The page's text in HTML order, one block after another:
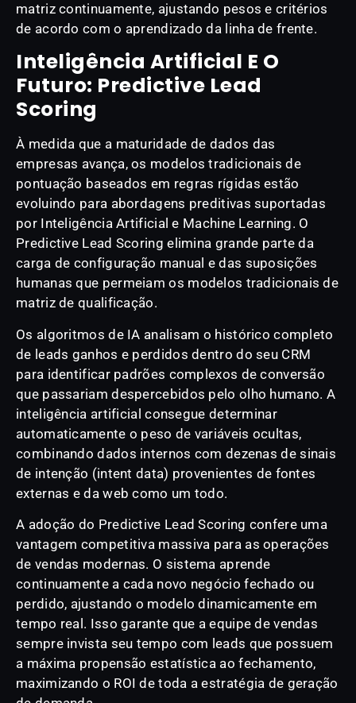
matriz continuamente, ajustando pesos e critérios
de acordo com o aprendizado da linha de frente.
Inteligência Artificial E O
Futuro: Predictive Lead
Scoring
À medida que a maturidade de dados das
empresas avança, os modelos tradicionais de
pontuação baseados em regras rígidas estão
evoluindo para abordagens preditivas suportadas
por Inteligência Artificial e Machine Learning. O
Predictive Lead Scoring elimina grande parte da
carga de configuração manual e das suposições
humanas que permeiam os modelos tradicionais de
matriz de qualificação.
Os algoritmos de IA analisam o histórico completo
de leads ganhos e perdidos dentro do seu CRM
para identificar padrões complexos de conversão
que passariam despercebidos pelo olho humano. A
inteligência artificial consegue determinar
automaticamente o peso de variáveis ocultas,
combinando dados internos com dezenas de sinais
de intenção (intent data) provenientes de fontes
externas e da web como um todo.
A adoção do Predictive Lead Scoring confere uma
vantagem competitiva massiva para as operações
de vendas modernas. O sistema aprende
continuamente a cada novo negócio fechado ou
perdido, ajustando o modelo dinamicamente em
tempo real. Isso garante que a equipe de vendas
sempre invista seu tempo com leads que possuem
a máxima propensão estatística ao fechamento,
maximizando o ROI de toda a estratégia de geração